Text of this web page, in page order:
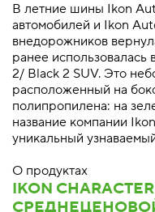
В летние шины Ikon
автомобилей и Ikon
внедорожников
ранее
2/ Black 2 SUV. Это
расположенный на
полипропилена: на
название компании
уникальный
О продуктах
IKON